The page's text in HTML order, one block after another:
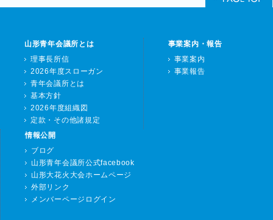
山形青年会議所とは
理事長所信
2026年度スローガン
青年会議所とは
基本方針
2026年度組織図
定款・その他諸規定
事業案内・報告
事業案内
事業報告
情報公開
ブログ
山形青年会議所公式facebook
山形大花火大会ホームページ
外部リンク
メンバーページログイン